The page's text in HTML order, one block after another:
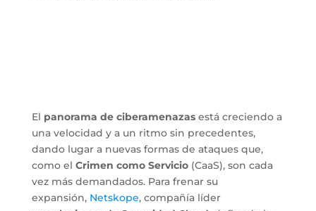
El panorama de ciberamenazasestá creciendo a
una velocidad y a un ritmo sin precedentes,
dando lugar a nuevas formas de ataques que,
como el Crimen como Servicio(CaaS), son cada
vez más demandados. Para frenar su
expansión, Netskope, compañía líder